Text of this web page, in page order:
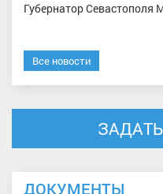
Губернатор Севастополя
Все новости
ДОКУМЕНТЫ